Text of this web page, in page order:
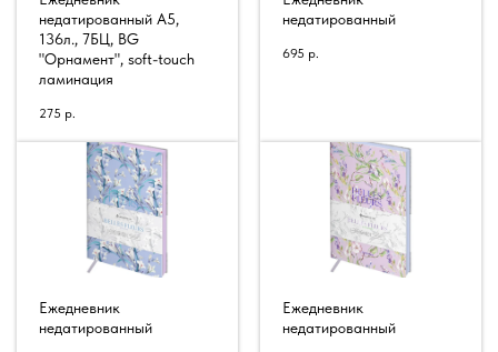
недатированный А5,
136л., 7БЦ, BG
"Орнамент", soft-touch
ламинация
275 р.
недатированный
695 р.
Ежедневник
недатированный
Ежедневник
недатированный